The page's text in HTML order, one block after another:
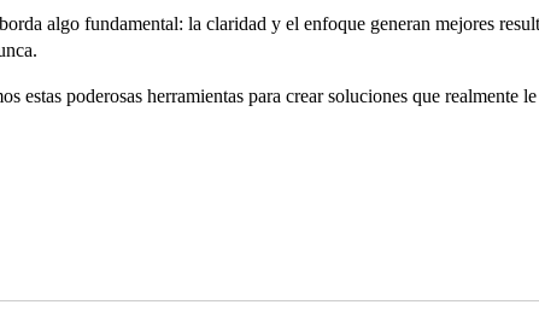
algo fundamental: la claridad y el enfoque generan mejores
estas poderosas herramientas para crear soluciones que